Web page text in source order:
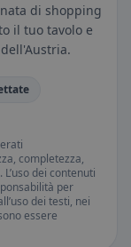
di shopping
il tuo tavolo e
completezza,
dei contenuti
per
dei testi, nei
essere